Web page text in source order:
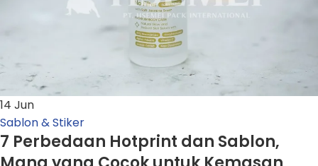
14 Jun
Sablon & Stiker
7 Perbedaan Hotprint dan Sablon,